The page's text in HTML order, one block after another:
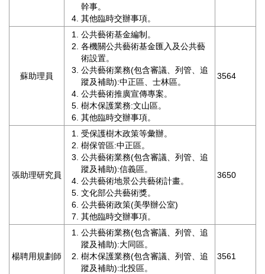
貴
源
申
開
訊
幹事。
其他臨時交辦事項。
蘇助理員
公共藝術基金編制。
各機關公共藝術基金匯入及公共藝
術設置。
公共藝術業務(包含審議、列管、追
蹤及補助):中正區、士林區。
公共藝術推廣宣傳專案。
樹木保護業務:文山區。
其他臨時交辦事項。
3564
張助理研究員
受保護樹木政策等彙辦。
樹保管區:中正區。
公共藝術業務(包含審議、列管、追
蹤及補助):信義區。
公共藝術地景公共藝術計畫。
文化部公共藝術獎。
公共藝術政策(美學辦公室)
其他臨時交辦事項。
3650
楊聘用規劃師
公共藝術業務(包含審議、列管、追
蹤及補助):大同區。
樹木保護業務(包含審議、列管、追
蹤及補助):北投區。
3561